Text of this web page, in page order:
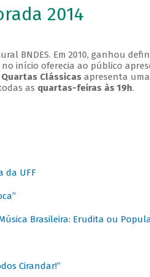
2014
BNDES. Em 2010, ganhou
no início oferecia ao público
Quartas Clássicasapresenta
as quartas-feiras às 19h.
da UFF
Brasileira: Erudita ou
Cirandar!”